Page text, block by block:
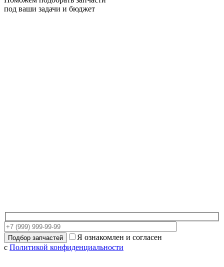
под ваши задачи и бюджет
Я ознакомлен и согласен
с Политикой конфиденциальности